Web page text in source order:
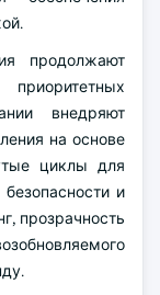
продолжают
внедряют
на основе
циклы для
и
прозрачность